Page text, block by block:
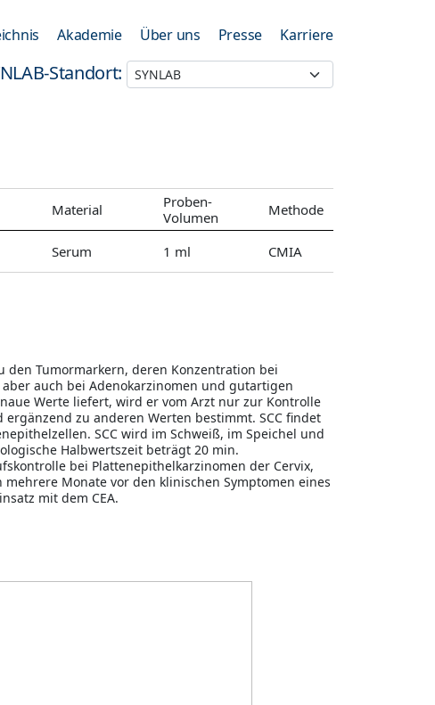
Akademie Über uns Presse Karriere
Standort:
Material
Proben-
Volumen
Methode
Serum 1 ml CMIA
den Tumormarkern, deren Konzentration bei
auch bei Adenokarzinomen und gutartigen
Werte liefert, wird er vom Arzt nur zur Kontrolle
zu anderen Werten bestimmt. SCC findet
SCC wird im Schweiß, im Speichel und
Halb­wertszeit beträgt 20 min.
bei Plat­tenepithelkarzinomen der Cervix,
mehre­re Monate vor den klinischen Symptomen eines
mit dem CEA.